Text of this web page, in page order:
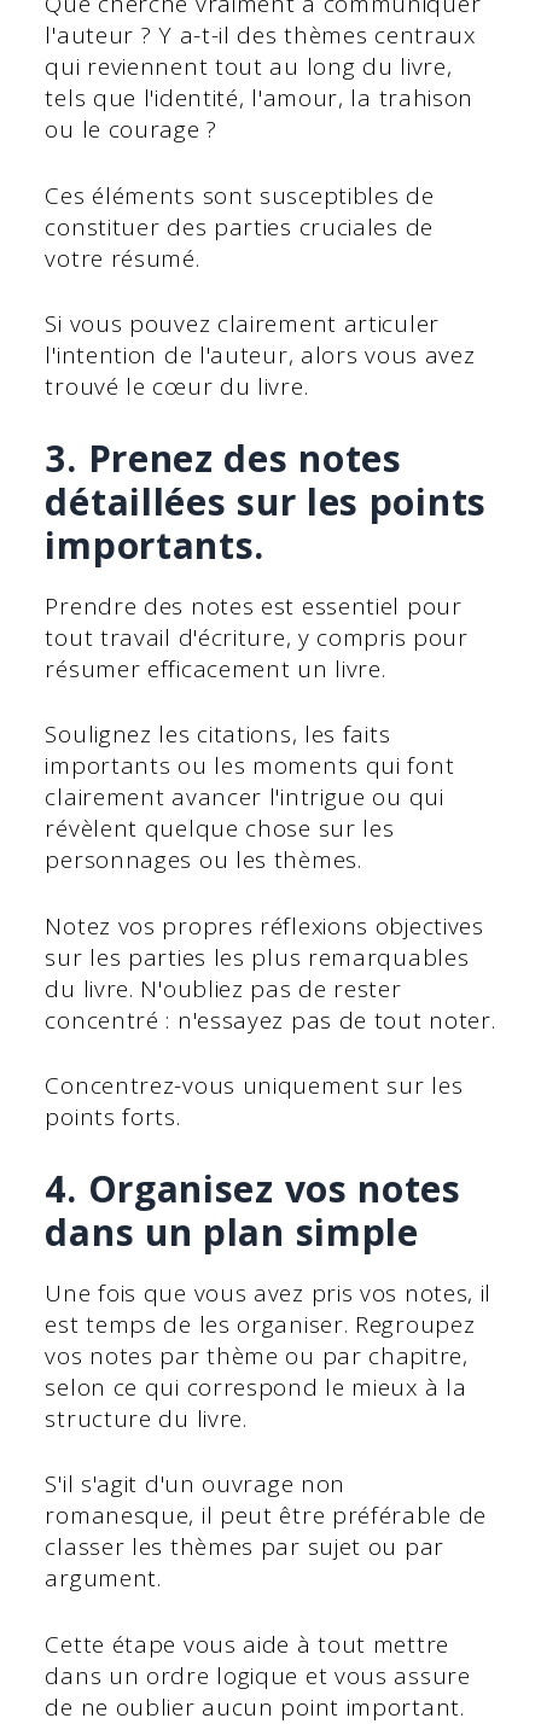
l'auteur ? Y a-t-il des thèmes centraux
qui reviennent tout au long du livre,
tels que l'identité, l'amour, la trahison
ou le courage ?
Ces éléments sont susceptibles de
constituer des parties cruciales de
votre résumé.
Si vous pouvez clairement articuler
l'intention de l'auteur, alors vous avez
trouvé le cœur du livre.
3. Prenez des notes
détaillées sur les points
importants.
Prendre des notes est essentiel pour
tout travail d'écriture, y compris pour
résumer efficacement un livre.
Soulignez les citations, les faits
importants ou les moments qui font
clairement avancer l'intrigue ou qui
révèlent quelque chose sur les
personnages ou les thèmes.
Notez vos propres réflexions objectives
sur les parties les plus remarquables
du livre. N'oubliez pas de rester
concentré : n'essayez pas de tout noter.
Concentrez-vous uniquement sur les
points forts.
4. Organisez vos notes
dans un plan simple
Une fois que vous avez pris vos notes, il
est temps de les organiser. Regroupez
vos notes par thème ou par chapitre,
selon ce qui correspond le mieux à la
structure du livre.
S'il s'agit d'un ouvrage non
romanesque, il peut être préférable de
classer les thèmes par sujet ou par
argument.
Cette étape vous aide à tout mettre
dans un ordre logique et vous assure
de ne oublier aucun point important.